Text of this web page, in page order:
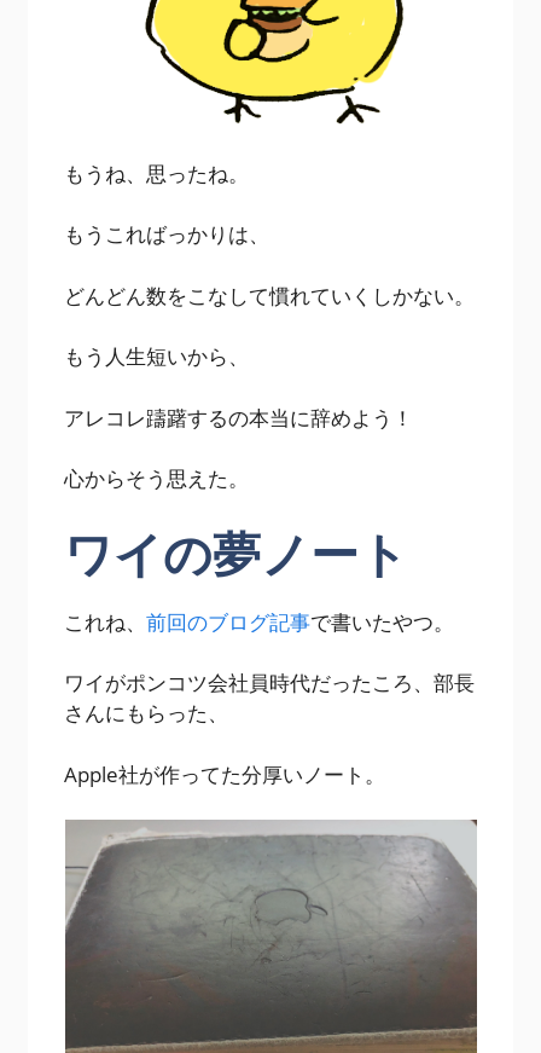
もうね、思ったね。
もうこればっかりは、
どんどん数をこなして慣れていくしかない。
もう人生短いから、
アレコレ躊躇するの本当に辞めよう！
心からそう思えた。
ワイの夢ノート
これね、前回のブログ記事で書いたやつ。
ワイがポンコツ会社員時代だったころ、部長
さんにもらった、
Apple社が作ってた分厚いノート。